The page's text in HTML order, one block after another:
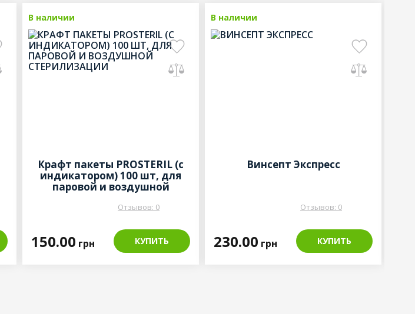
В наличии
Крафт пакеты PROSTERIL (с
индикатором) 100 шт, для
паровой и воздушной
Отзывов: 0
150.00 грн КУПИТЬ
В наличии
Винсепт Экспресс
Отзывов: 0
230.00 грн КУПИТЬ